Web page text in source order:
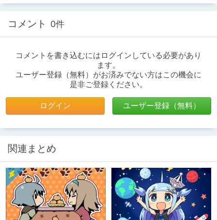
コメント 0件
コメントを書き込むにはログインしている必要があり
ます。
ユーザー登録（無料）がお済みでない方はこの機会に
是非ご登録ください。
ログイン ユーザー登録（無料）
関連まとめ